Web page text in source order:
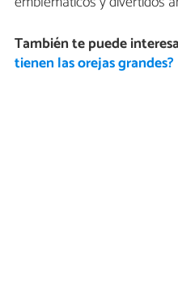
También te puede
tienen las orejas grandes?